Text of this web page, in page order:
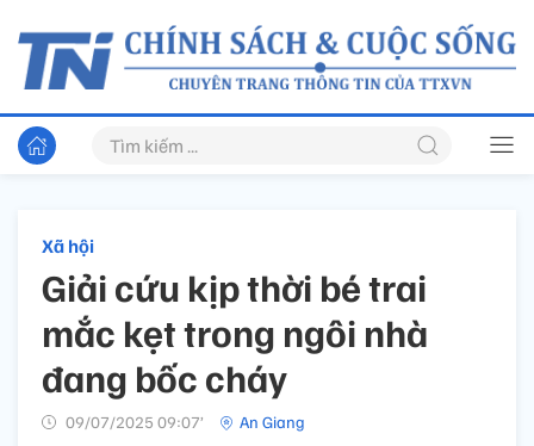
Xã hội
Giải cứu kịp thời bé trai
mắc kẹt trong ngôi nhà
đang bốc cháy
09/07/2025 09:07’ An Giang